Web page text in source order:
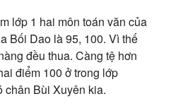
lớp 1 hai môn toán văn của
Bối Dao là 95, 100. Vì thế
đều thua. Càng tệ hơn
điểm 100 ở trong lớp
chân Bùi Xuyên kia.